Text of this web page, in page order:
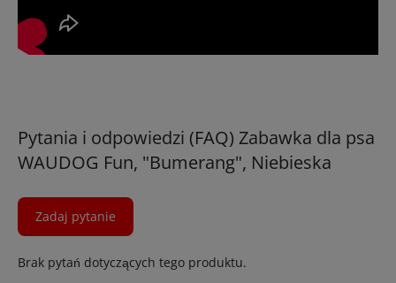
Pytania i odpowiedzi (FAQ) Zabawka dla psa
WAUDOG Fun, "Bumerang", Niebieska
Zadaj pytanie
Brak pytań dotyczących tego produktu.